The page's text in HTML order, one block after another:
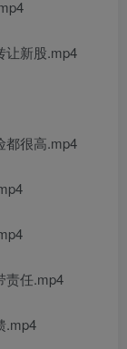
让新股.mp4
都很高.mp4
责任.mp4
.mp4